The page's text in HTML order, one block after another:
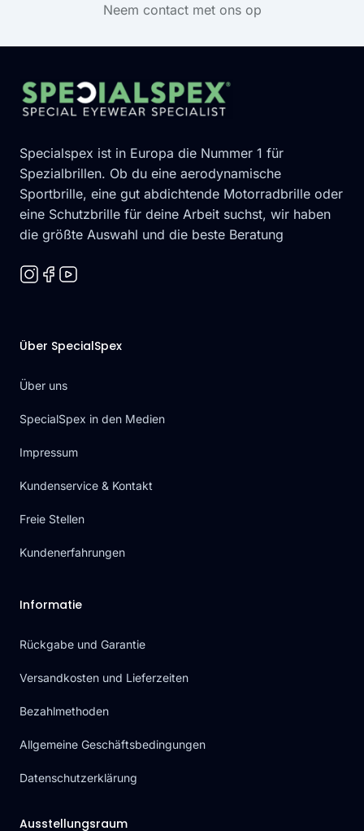
Neem contact met ons op
Specialspex ist in Europa die Nummer 1 für
Spezialbrillen. Ob du eine aerodynamische
Sportbrille, eine gut abdichtende Motorradbrille oder
eine Schutzbrille für deine Arbeit suchst, wir haben
die größte Auswahl und die beste Beratung
Über SpecialSpex
Über uns
SpecialSpex in den Medien
Impressum
Kundenservice & Kontakt
Freie Stellen
Kundenerfahrungen
Informatie
Rückgabe und Garantie
Versandkosten und Lieferzeiten
Bezahlmethoden
Allgemeine Geschäftsbedingungen
Datenschutzerklärung
Ausstellungsraum